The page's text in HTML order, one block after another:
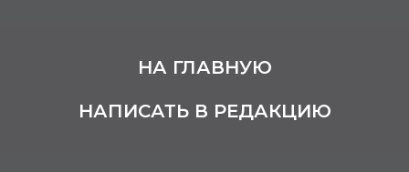
НА ГЛАВНУЮ
НАПИСАТЬ В РЕДАКЦИЮ